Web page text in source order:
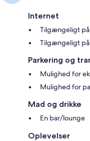
Internet
Tilgængeligt på
Tilgængeligt på
Parkering og
Mulighed for
Mulighed for
Mad og drikke
En bar/lounge
Oplevelser